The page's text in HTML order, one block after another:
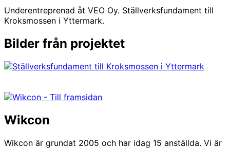
Underentreprenad åt VEO Oy. Ställverksfundament till
Kroksmossen i Yttermark.
Bilder från projektet
Wikcon
Wikcon är grundat 2005 och har idag 15 anställda. Vi är